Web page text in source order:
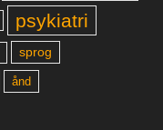
psykiatri
sprog
ånd